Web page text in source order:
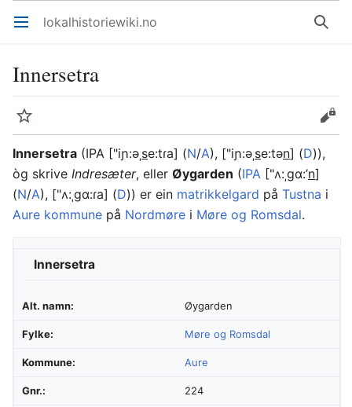
Åpne hovedmenyen lokalhistoriewiki.no Søk
Innersetra
Overvåk
Rediger
Innersetra (IPA ["iɲ:əˌ se:tɾa] (N/A), ["iɲ:əˌ se:tən] (D)),
òg skrive Indresæter, eller Øygarden (IPA ["ʌ:ˌgɑ:’n]
(N/A), ["ʌ:ˌgɑ:ɾa] (D)) er ein matrikkelgard på Tustna i
Aure kommune på Nordmøre i Møre og Romsdal.
Innersetra
Alt. namn: Øygarden
Fylke: Møre og Romsdal
Kommune: Aure
Gnr.: 224